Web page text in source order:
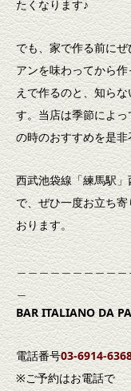
たくなります♪
でも、家で作る前に
アンを味わってから
えで作るのと、知ら
す。当店は季節によ
の時のおすすめを是
西武池袋線「練馬駅
で、ぜひ一度お立ち
おります。
＿＿＿＿＿＿＿＿＿
＿
BAR ITALIANO DA
電話番号03-6914-
※ご予約はお電話で